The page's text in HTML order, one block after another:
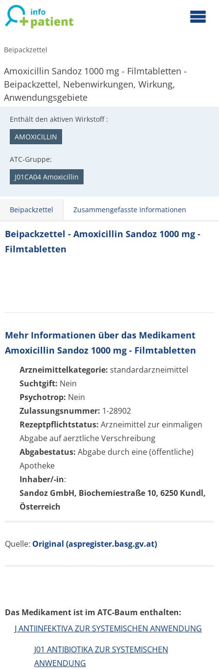
Beipackzettel
Amoxicillin Sandoz 1000 mg - Filmtabletten -
Beipackzettel, Nebenwirkungen, Wirkung,
Anwendungsgebiete
Enthält den aktiven Wirkstoff :
AMOXICILLIN
ATC-Gruppe:
J01CA04 Amoxicillin
Beipackzettel Zusammengefasste Informationen
Beipackzettel - Amoxicillin Sandoz 1000 mg -
Filmtabletten
Mehr Informationen über das Medikament
Amoxicillin Sandoz 1000 mg - Filmtabletten
Arzneimittelkategorie: standardarzneimittel
Suchtgift: Nein
Psychotrop: Nein
Zulassungsnummer: 1-28902
Rezeptpflichtstatus: Arzneimittel zur einmaligen
Abgabe auf aerztliche Verschreibung
Abgabestatus: Abgabe durch eine (öffentliche)
Apotheke
Inhaber/-in:
Sandoz GmbH, Biochemiestraße 10, 6250 Kundl,
Österreich
Quelle: Original (aspregister.basg.gv.at)
Das Medikament ist im ATC-Baum enthalten:
J ANTIINFEKTIVA ZUR SYSTEMISCHEN ANWENDUNG
J01 ANTIBIOTIKA ZUR SYSTEMISCHEN
ANWENDUNG